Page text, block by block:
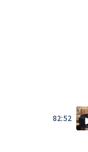
82:52